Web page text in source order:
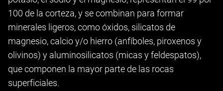
100 de la corteza, y se combinan para formar
minerales ligeros, como óxidos, silicatos de
magnesio, calcio y/o hierro (anfíboles, piroxenos y
olivinos) y aluminosilicatos (micas y feldespatos),
que componen la mayor parte de las rocas
superficiales.